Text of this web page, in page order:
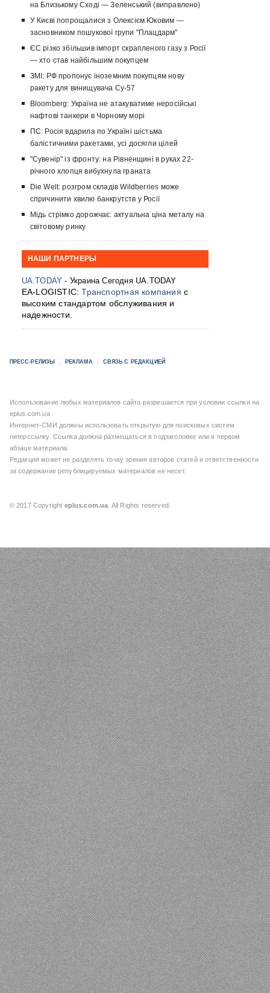
на Близькому Сході — Зеленський (виправлено)
У Києві попрощалися з Олексієм Юковим —
засновником пошукової групи "Плацдарм"
ЄС різко збільшив імпорт скрапленого газу з Росії
— хто став найбільшим покупцем
ЗМІ: РФ пропонує іноземним покупцям нову
ракету для винищувача Су-57
Bloomberg: Україна не атакуватиме неросійські
нафтові танкери в Чорному морі
ПС: Росія вдарила по Україні шістьма
балістичними ракетами, усі досягли цілей
"Сувенір" із фронту: на Рівненщині в руках 22-
річного хлопця вибухнула граната
Die Welt: розгром складів Wildberries може
спричинити хвилю банкрутств у Росії
Мідь стрімко дорожчає: актуальна ціна металу на
світовому ринку
НАШИ ПАРТНЕРЫ
UA.TODAY - Украина Сегодня UA.TODAY
EA-LOGISTIC:Транспортная компания с
высоким стандартом обслуживания и
надежности.
ПРЕСС-РЕЛИЗЫ РЕКЛАМА СВЯЗЬ С РЕДАКЦИЕЙ
Использование любых материалов сайта разрешается при условии ссылки на
eplus.com.ua
Интернет-СМИ должны использовать открытую для поисковых систем
гиперссылку. Ссылка должна размещаться в подзаголовке или в первом
абзаце материала.
Редакция может не разделять точку зрения авторов статей и ответственности
за содержание републицируемых материалов не несет.
© 2017 Copyright eplus.com.ua . All Rights reserved.